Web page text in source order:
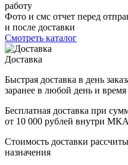
работу
Фото и смс отчет перед
и после доставки
Смотреть каталог
Доставка
Быстрая доставка в день
заранее в любой день и время
Бесплатная доставка при
от 10 000 рублей внутри
Стоимость доставки
назначения